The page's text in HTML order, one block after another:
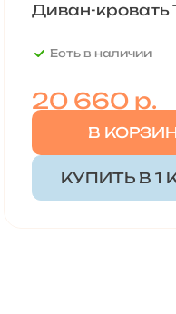
Диван-кровать
Есть в наличии
20 660р.
В
КУПИТЬ В 1